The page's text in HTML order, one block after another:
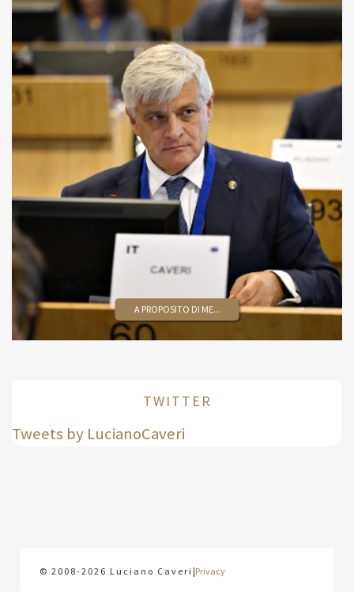
A PROPOSITO DI ME...
TWITTER
Tweets by LucianoCaveri
© 2008-2026 Luciano Caveri |Privacy